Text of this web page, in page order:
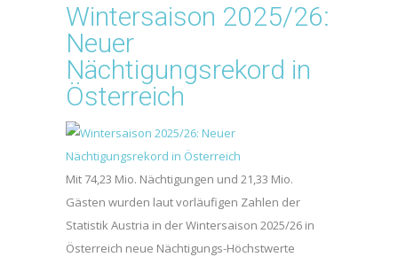
Wintersaison 2025/26:
Neuer
Nächtigungsrekord in
Österreich
Mit 74,23 Mio. Nächtigungen und 21,33 Mio.
Gästen wurden laut vorläufigen Zahlen der
Statistik Austria in der Wintersaison 2025/26 in
Österreich neue Nächtigungs-Höchstwerte